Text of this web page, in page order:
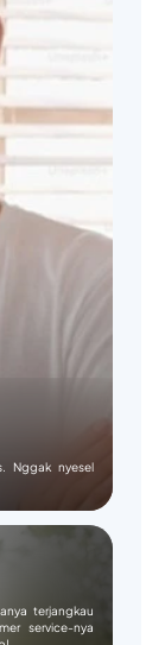
Nggak nyesel
terjangkau
service-nya